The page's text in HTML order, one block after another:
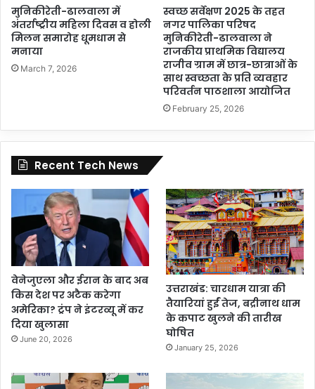
मुनिकीरेती-ढालवाला में
अंतर्राष्ट्रीय महिला दिवस व होली
मिलन समारोह धूमधाम से
मनाया
March 7, 2026
स्वच्छ सर्वेक्षण 2025 के तहत
नगर पालिका परिषद
मुनिकीरेती-ढालवाला ने
राजकीय प्राथमिक विद्यालय
राजीव ग्राम में छात्र-छात्राओं के
साथ स्वच्छता के प्रति व्यवहार
परिवर्तन पाठशाला आयोजित
February 25, 2026
Recent Tech News
वेनेजुएला और ईरान के बाद अब
किस देश पर अटैक करेगा
अमेरिका? ट्रंप ने इंटरव्यू में कर
दिया खुलासा
June 20, 2026
उत्तराखंड: चारधाम यात्रा की
तैयारियां हुईं तेज, बद्रीनाथ धाम
के कपाट खुलने की तारीख
घोषित
January 25, 2026